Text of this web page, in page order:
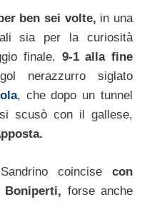
ben sei volte, in una
sia per la curiosità
finale. 9-1 alla fine
nerazzurro siglato
, che dopo un tunnel
scusò con il gallese,
coincisecon
Boniperti, forse anche